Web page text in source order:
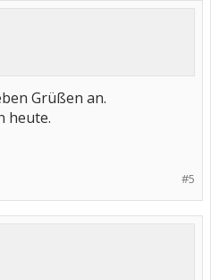
Grüßen an.
heute.
#5